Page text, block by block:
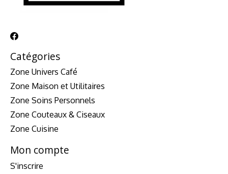
Catégories
Zone Univers Café
Zone Maison et Utilitaires
Zone Soins Personnels
Zone Couteaux & Ciseaux
Zone Cuisine
Mon compte
S'inscrire